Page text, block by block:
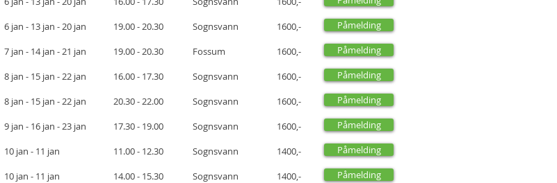
Påmelding
Påmelding
Påmelding
Påmelding
19.00 - 20.30
19.00 - 20.30
16.00 - 17.30
20.30 - 22.00
17.30 - 19.00
11.00 - 12.30
14.00 - 15.30
6 jan - 13 jan - 20 jan
7 jan - 14 jan - 21 jan
8 jan - 15 jan - 22 jan
8 jan - 15 jan - 22 jan
9 jan - 16 jan - 23 jan
10 jan - 11 jan
10 jan - 11 jan
Sognsvann
Fossum
Sognsvann
Sognsvann
Sognsvann
Sognsvann
Sognsvann
1600,-
1600,-
1600,-
1600,-
1600,-
1400,-
1400,-
Påmelding
Påmelding
Påmelding